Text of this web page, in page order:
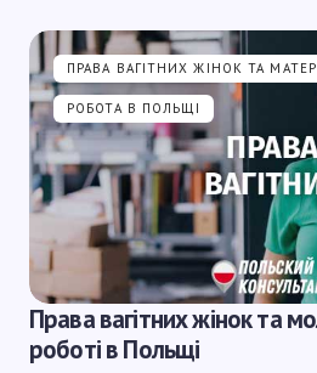
ПРАВА ВАГІТНИХ ЖІНОК ТА
РОБОТА В ПОЛЬЩІ
Права вагітних жінок та
роботі в Польщі